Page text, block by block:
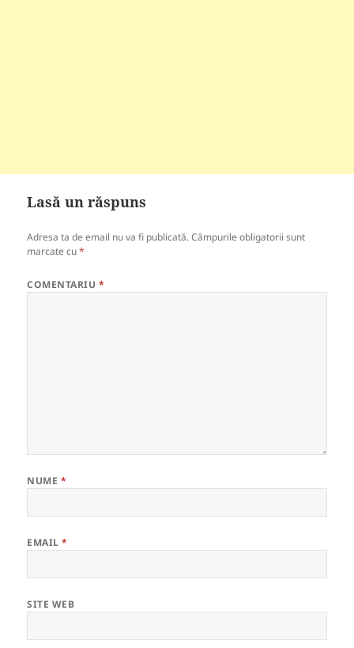
Lasă un răspuns
Adresa ta de email nu va fi publicată. Câmpurile obligatorii sunt
marcate cu*
COMENTARIU *
NUME *
EMAIL*
SITE WEB